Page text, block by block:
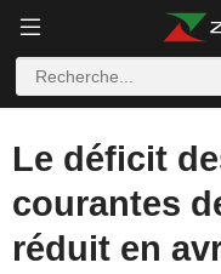
Le déficit
courantes
réduit en